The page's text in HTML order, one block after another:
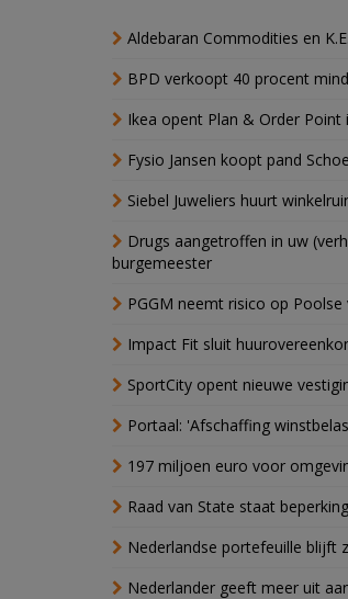
Aldebaran Commodities en
BPD verkoopt 40 procent
Ikea opent Plan & Order Point
Fysio Jansen koopt pand
Siebel Juweliers huurt
Drugs aangetroffen in uw
burgemeester
PGGM neemt risico op
Impact Fit sluit
SportCity opent nieuwe
Portaal: 'Afschaffing
197 miljoen euro voor
Raad van State staat
Nederlandse portefeuille blijft
Nederlander geeft meer uit